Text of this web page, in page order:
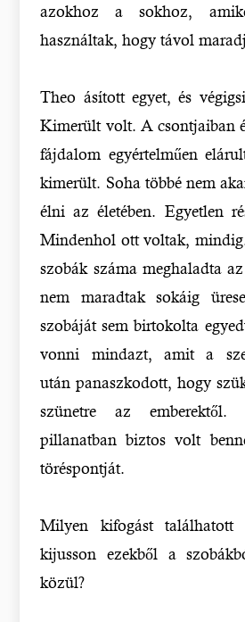
azokhoz a sokhoz,
használtak, hogy távol
Theo ásított egyet, és
Kimerült volt. A csontjaiban
fájdalom egyértelműen
kimerült. Soha többé nem
élni az életében. Egyetlen
Mindenhol ott voltak,
szobák száma meghaladta
nem maradtak sokáig
szobáját sem birtokolta
vonni mindazt, amit a
után panaszkodott, hogy
szünetre az
pillanatban biztos volt
töréspontját.
Milyen kifogást
kijusson ezekből a
közül?